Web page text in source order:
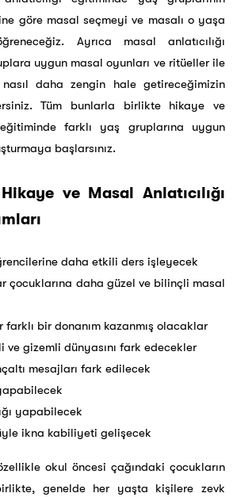
göre masal seçmeyi ve masalı o yaşa
Ayrıca masal anlatıcılığı
uygun masal oyunları ve ritüeller ile
daha zengin hale getireceğimizin
Tüm bunlarla birlikte hikaye ve
eğitiminde farklı yaş gruplarına uygun
başlarsınız.
ve Masal Anlatıcılığı
daha etkili ders işleyecek
çocuklarına daha güzel ve bilinçli masal
farklı bir donanım kazanmış olacaklar
ve gizemli dünyasını fark edecekler
mesajları fark edilecek
yapabilecek
ikna kabiliyeti gelişecek
okul öncesi çağındaki çocukların
genelde her yaşta kişilere zevk